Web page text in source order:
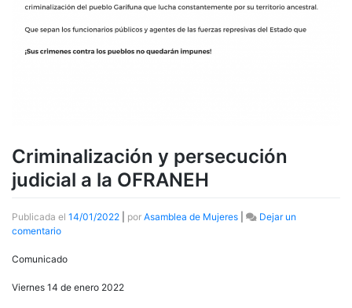
Criminalización y persecución
judicial a la OFRANEH
Publicada el 14/01/2022 por Asamblea de Mujeres
Dejar un
comentarioen
y
judicial
Comunicado
Viernes 14 de enero 2022